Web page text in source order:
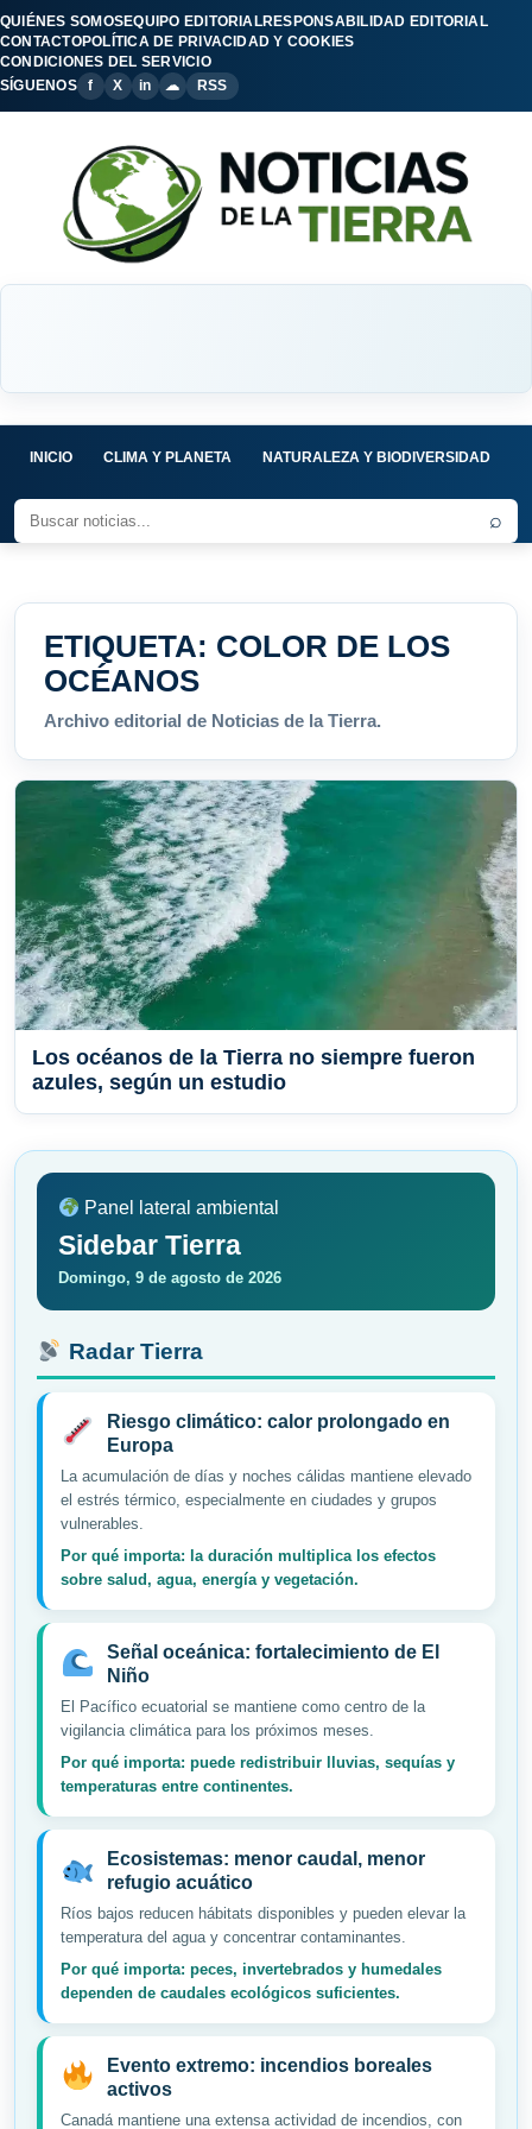
QUIÉNES SOMOSEQUIPO EDITORIALRESPONSABILIDAD EDITORIAL
CONTACTOPOLÍTICA DE PRIVACIDAD Y COOKIES
CONDICIONES DEL SERVICIO
SÍGUENOS
f X in ☁ RSS
INICIO CLIMA Y PLANETA NATURALEZA Y BIODIVERSIDAD
⌕
ETIQUETA: COLOR DE LOS
OCÉANOS
Archivo editorial de Noticias de la Tierra.
Los océanos de la Tierra no siempre fueron
azules, según un estudio
Panel lateral ambiental
Sidebar Tierra
Domingo, 9 de agosto de 2026
Radar Tierra
Riesgo climático: calor prolongado en
Europa
La acumulación de días y noches cálidas mantiene elevado
el estrés térmico, especialmente en ciudades y grupos
vulnerables.
Por qué importa: la duración multiplica los efectos
sobre salud, agua, energía y vegetación.
Señal oceánica: fortalecimiento de El
Niño
El Pacífico ecuatorial se mantiene como centro de la
vigilancia climática para los próximos meses.
Por qué importa: puede redistribuir lluvias, sequías y
temperaturas entre continentes.
Ecosistemas: menor caudal, menor
refugio acuático
Ríos bajos reducen hábitats disponibles y pueden elevar la
temperatura del agua y concentrar contaminantes.
Por qué importa: peces, invertebrados y humedales
dependen de caudales ecológicos suficientes.
Evento extremo: incendios boreales
activos
Canadá mantiene una extensa actividad de incendios, con